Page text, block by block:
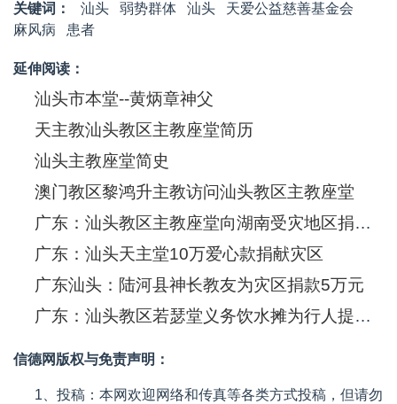
关键词： 汕头 弱势群体 汕头
天爱公益慈善基金会
麻风病
患者
延伸阅读：
汕头市本堂--黄炳章神父
天主教汕头教区主教座堂简历
汕头主教座堂简史
澳门教区黎鸿升主教访问汕头教区主教座堂
广东：汕头教区主教座堂向湖南受灾地区捐献衣物
广东：汕头天主堂10万爱心款捐献灾区
广东汕头：陆河县神长教友为灾区捐款5万元
广东：汕头教区若瑟堂义务饮水摊为行人提供便利
信德网版权与免责声明：
1、投稿：本网欢迎网络和传真等各类方式投稿，但请勿